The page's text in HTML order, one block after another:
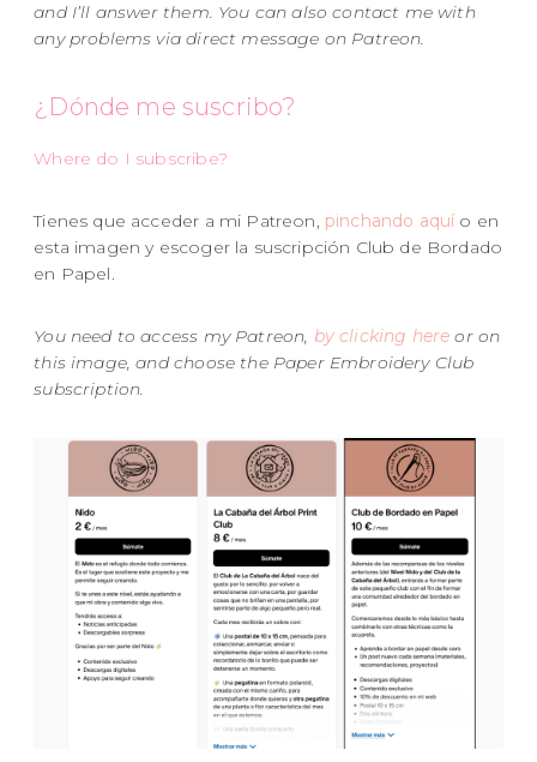
and I’ll answer them. You can also contact me with
any problems via direct message on Patreon.
¿Dónde me suscribo?
Where do I subscribe?
Tienes que acceder a mi Patreon, pinchando aquí o en
esta imagen y escoger la suscripción Club de Bordado
en Papel.
You need to access my Patreon, by clicking here or on
this image, and choose the Paper Embroidery Club
subscription.